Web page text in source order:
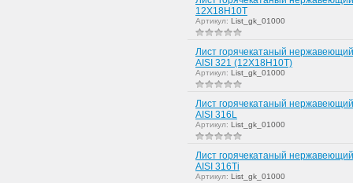
12Х18Н10Т
Артикул: List_gk_01000
Лист горячекатаный
AISI 321 (12Х18Н10Т)
Артикул: List_gk_01000
Лист горячекатаный
AISI 316L
Артикул: List_gk_01000
Лист горячекатаный
AISI 316Ti
Артикул: List_gk_01000